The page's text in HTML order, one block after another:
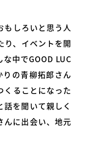
もしろいと思う人
り、イベントを開
中でGOOD LUC
りの青柳拓郎さん
くることになった
を聞いて親しく
んに出会い、地元